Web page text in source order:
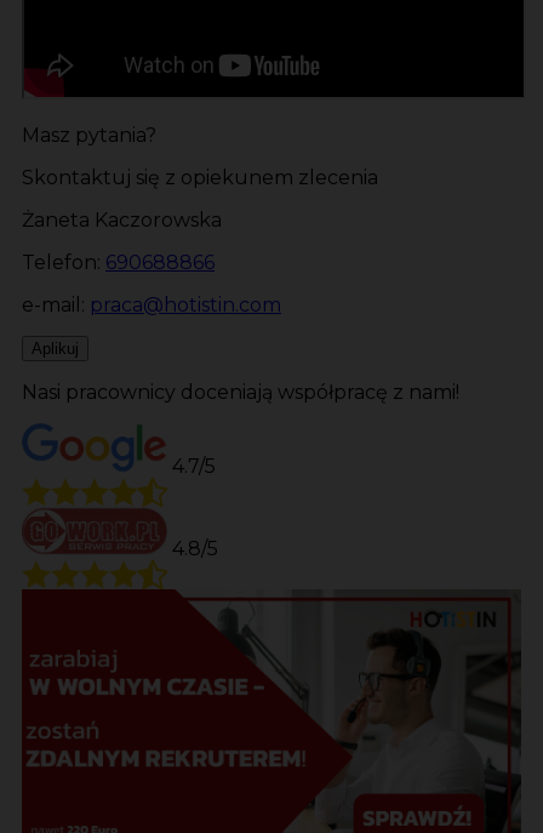
Masz pytania?
Skontaktuj się z opiekunem zlecenia
Żaneta Kaczorowska
Telefon: 690688866
e-mail: praca@hotistin.com
Aplikuj
Nasi pracownicy doceniają współpracę z nami!
4.7/5
4.8/5